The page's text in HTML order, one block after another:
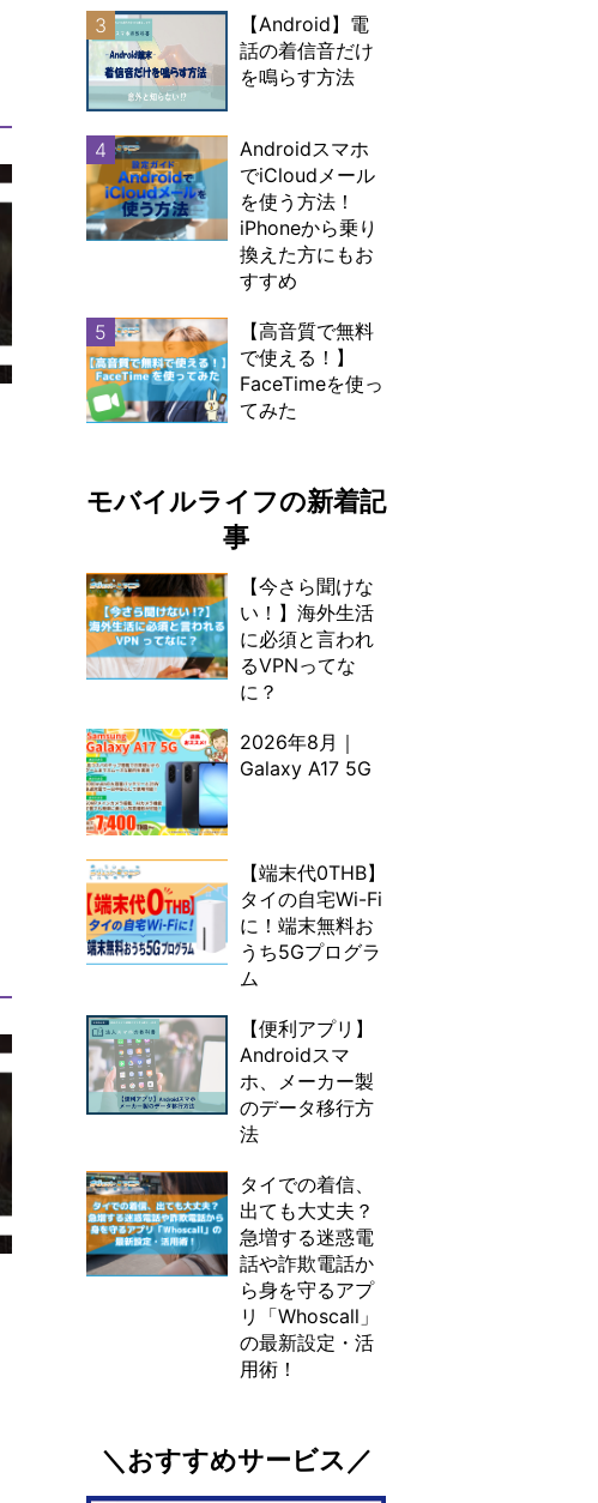
3
【Android】電
話の着信音だけ
を鳴らす方法
4
Androidスマホ
でiCloudメール
を使う方法！
iPhoneから乗り
換えた方にもお
すすめ
5
【高音質で無料
で使える！】
FaceTimeを使っ
てみた
モバイルライフの新着記
事
【今さら聞けな
い！】海外生活
に必須と言われ
るVPNってな
に？
2026年8月｜
Galaxy A17 5G
【端末代0THB】
タイの自宅Wi-Fi
に！端末無料お
うち5Gプログラ
ム
【便利アプリ】
Androidスマ
ホ、メーカー製
のデータ移行方
法
タイでの着信、
出ても大丈夫？
急増する迷惑電
話や詐欺電話か
ら身を守るアプ
リ「Whoscall」
の最新設定・活
用術！
＼おすすめサービス／